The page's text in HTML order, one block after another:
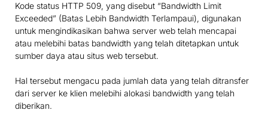
Kode status HTTP 509, yang disebut “Bandwidth Limit
Exceeded” (Batas Lebih Bandwidth Terlampaui), digunakan
untuk mengindikasikan bahwa server web telah mencapai
atau melebihi batas bandwidth yang telah ditetapkan untuk
sumber daya atau situs web tersebut.
Hal tersebut mengacu pada jumlah data yang telah ditransfer
dari server ke klien melebihi alokasi bandwidth yang telah
diberikan.